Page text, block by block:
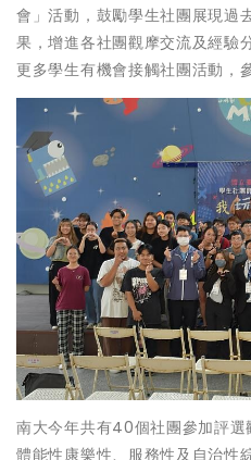
會」活動，鼓勵學生社團展現過
果，增進各社團觀摩交流及經驗
更多學生有機會接觸社團活動，
南大今年共有40個社團參加評選
體能性康樂性、服務性及自治性